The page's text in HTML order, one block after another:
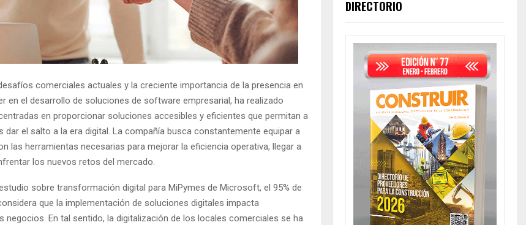
comerciales actuales y la creciente importancia de la presencia en
en el desarrollo de soluciones de software empresarial, ha realizado
en proporcionar soluciones accesibles y eficientes que permitan a
dar el salto a la era digital. La compañía busca constantemente equipar a
las herramientas necesarias para mejorar la eficiencia operativa, llegar a
los nuevos retos del mercado.
sobre transformación digital para MiPymes​ de Microsoft, el 95% de
que la implementación de soluciones digitales impacta
negocios. En tal sentido, la digitalización de los locales comerciales se ha
DIRECTORIO